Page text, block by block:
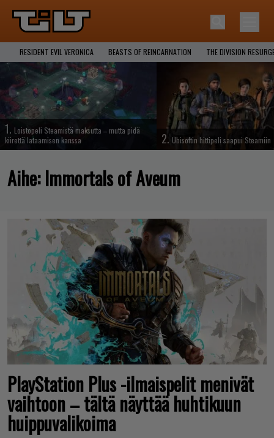
RESIDENT EVIL VERONICA BEASTS OF REINCARNATION THE DIVISION
1. Loistopeli Steamistä maksutta – mutta pidä
kiirettä lataamisen kanssa
2. Ubisoftin hittipeli saapui Steamiin
Aihe:Immortals of Aveum
PlayStation Plus -ilmaispelit menivät
vaihtoon – tältä näyttää huhtikuun
huippuvalikoima